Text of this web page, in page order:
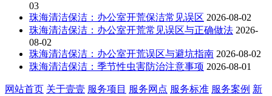
03
珠海清洁保洁：办公室开荒保洁常见误区 2026-08-02
珠海清洁保洁：办公室开荒常见误区与正确做法 2026-
08-02
珠海清洁保洁：办公室开荒误区与避坑指南 2026-08-02
珠海清洁保洁：季节性虫害防治注意事项 2026-08-01
网站首页 关于壹壹 服务项目 服务网点 服务标准 服务案例 新